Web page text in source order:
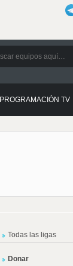
PROGRAMACIÓN TV
Todas las ligas
Donar